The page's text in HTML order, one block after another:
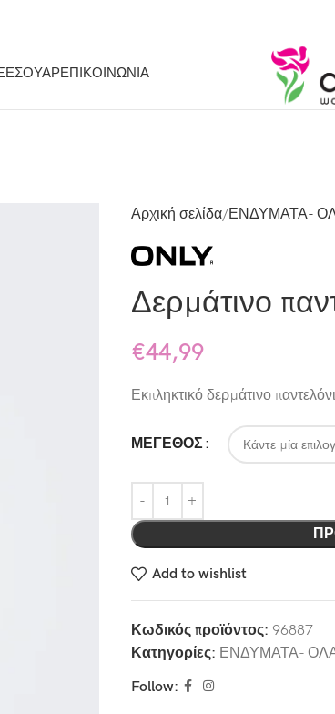
ΕΠΙΚΟΙΝΩΝΙΑ
Αρχική σελίδα ΕΝΔΥΜΑΤΑ-
Δερμάτινο
€44,99
Εκπληκτικό δερμάτινο
ΜΕΓΕΘΟΣ
Add to wishlist
Κωδικός προϊόντος: 96887
Κατηγορίες: ΕΝΔΥΜΑΤΑ-
Follow: